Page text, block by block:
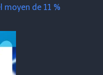
moyen de 11 %